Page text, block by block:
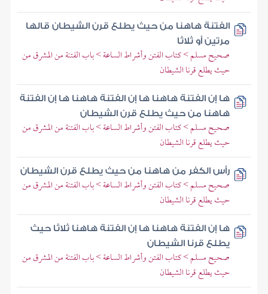
الفتنة هاهنا من حيث يطلع قرن الشيطان قالها
مرتين أو ثلاثا
صحيح مسلم > كتاب الفتن وأشراط الساعة > باب الفتنة من المشرق من
حيث يطلع قرنا الشيطان
ها إن الفتنة هاهنا ها إن الفتنة هاهنا ها إن الفتنة
هاهنا من حيث يطلع قرن الشيطان
صحيح مسلم > كتاب الفتن وأشراط الساعة > باب الفتنة من المشرق من
حيث يطلع قرنا الشيطان
رأس الكفر من هاهنا من حيث يطلع قرن الشيطان
صحيح مسلم > كتاب الفتن وأشراط الساعة > باب الفتنة من المشرق من
حيث يطلع قرنا الشيطان
ها إن الفتنة هاهنا ها إن الفتنة هاهنا ثلاثا حيث
يطلع قرنا الشيطان
صحيح مسلم > كتاب الفتن وأشراط الساعة > باب الفتنة من المشرق من
حيث يطلع قرنا الشيطان